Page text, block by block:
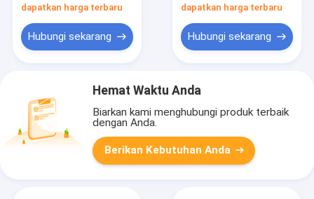
dapatkan harga terbaru
Hubungi sekarang
dapatkan harga terbaru
Hubungi sekarang
Hemat Waktu Anda
Biarkan kami menghubungi produk terbaik
dengan Anda.
Berikan Kebutuhan Anda